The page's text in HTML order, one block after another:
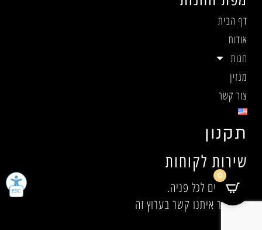
שירות לקוחות
אנו זמינים לכל פניה.
אנא צור איתנו קשר בערוץ זה
דף הבית
אודות
חנות
מגזין
צור קשר
תקנון
0